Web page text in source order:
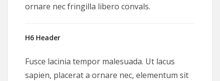
ornare nec fringilla libero convals.
H6 Header
Fusce lacinia tempor malesuada. Ut lacus
sapien, placerat a ornare nec, elementum sit